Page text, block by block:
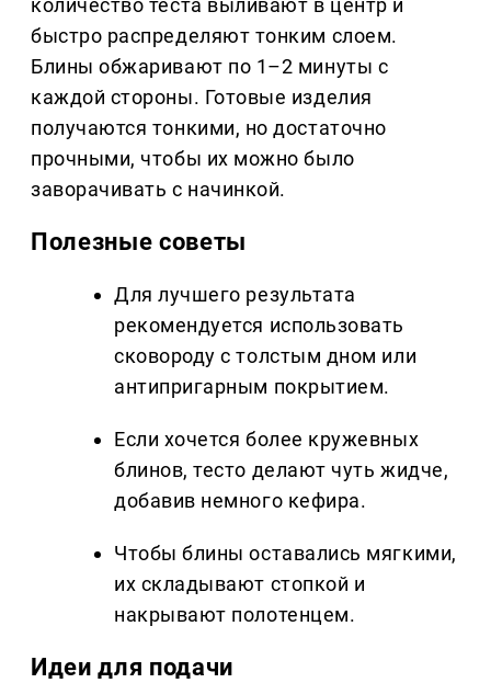
количество теста выливают в центр и
быстро распределяют тонким слоем.
Блины обжаривают по 1–2 минуты с
каждой стороны. Готовые изделия
получаются тонкими, но достаточно
прочными, чтобы их можно было
заворачивать с начинкой.
Полезные советы
Для лучшего результата
рекомендуется использовать
сковороду с толстым дном или
антипригарным покрытием.
Если хочется более кружевных
блинов, тесто делают чуть жидче,
добавив немного кефира.
Чтобы блины оставались мягкими,
их складывают стопкой и
накрывают полотенцем.
Идеи для подачи